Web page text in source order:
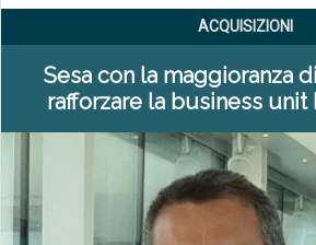
ACQUISIZIONI
Sesa con la maggioranza
rafforzare la business unit